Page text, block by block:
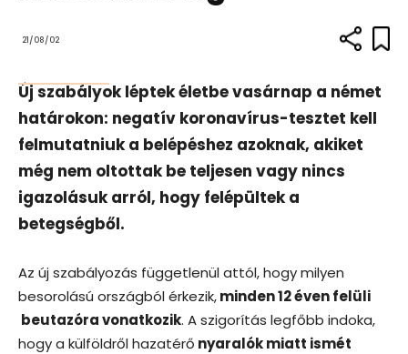
21/08/02
Új szabályok léptek életbe vasárnap a német
határokon: negatív koronavírus-tesztet kell
felmutatniuk a belépéshez azoknak, akiket
még nem oltottak be teljesen vagy nincs
igazolásuk arról, hogy felépültek a
betegségből.
Az új szabályozás függetlenül attól, hogy milyen
besorolású országból érkezik,minden 12 éven felüli
beutazóra vonatkozik. A szigorítás legfőbb indoka,
hogy a külföldről hazatérő nyaralók miatt ismét